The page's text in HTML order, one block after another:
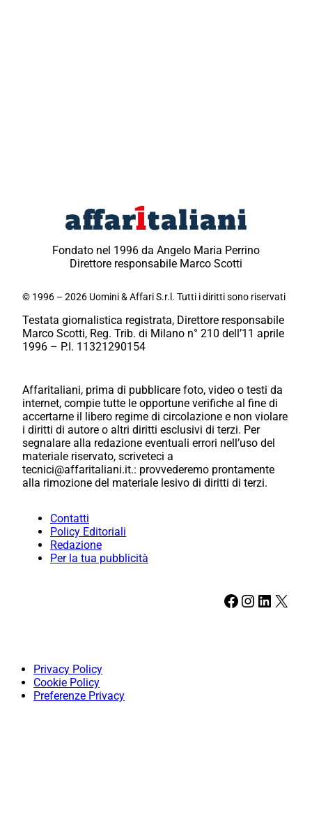
Fondato nel 1996 da Angelo Maria Perrino
Direttore responsabile Marco Scotti
© 1996 – 2026 Uomini & Affari S.r.l. Tutti i diritti sono riservati
Testata giornalistica registrata, Direttore responsabile
Marco Scotti, Reg. Trib. di Milano n° 210 dell’11 aprile
1996 – P.I. 11321290154
Affaritaliani, prima di pubblicare foto, video o testi da
internet, compie tutte le opportune verifiche al fine di
accertarne il libero regime di circolazione e non violare
i diritti di autore o altri diritti esclusivi di terzi. Per
segnalare alla redazione eventuali errori nell’uso del
materiale riservato, scriveteci a
tecnici@affaritaliani.it.: provvederemo prontamente
alla rimozione del materiale lesivo di diritti di terzi.
Contatti
Policy Editoriali
Redazione
Per la tua pubblicità
Facebook Instagram LinkedIn X
Privacy Policy
Cookie Policy
Preferenze Privacy